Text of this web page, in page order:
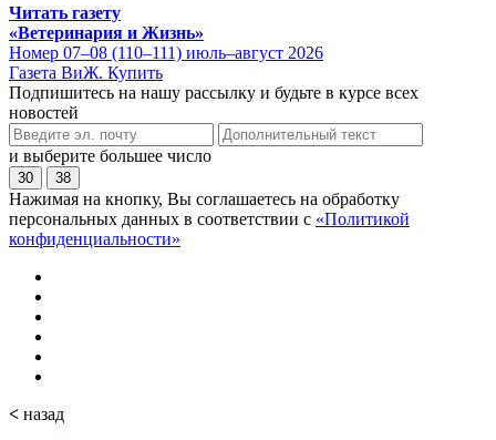
Читать газету
«Ветеринария и Жизнь»
Номер 07–08 (110–111) июль–август 2026
Газета ВиЖ. Купить
Подпишитесь на нашу рассылку и будьте в курсе всех
новостей
и выберите большее число
30 38
Нажимая на кнопку, Вы соглашаетесь на обработку
персональных данных в соответствии с «Политикой
конфиденциальности»
< назад